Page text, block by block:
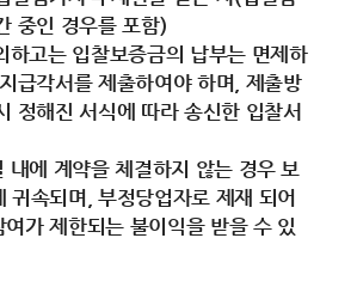
중인 경우를 포함)
하고는 입찰보증금의 납부는 면제하
급각서를 제출하여야 하며, 제출방
정해진 서식에 따라 송신한 입찰서
내에 계약을 체결하지 않는 경우 보
귀속되며, 부정당업자로 제재 되어
가 제한되는 불이익을 받을 수 있